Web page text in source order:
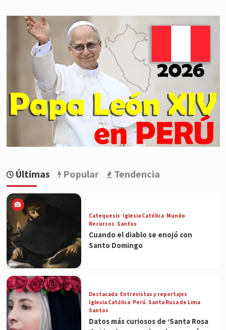
Últimas Popular Tendencia
Catequesis Iglesia Católica Mundo
Recursos Santos
Cuando el diablo se enojó con
Santo Domingo
Destacada Entrevistas y reportajes
Iglesia Católica Perú Santa Rosa de Lima
Santos
Datos más curiosos de ‘Santa Rosa